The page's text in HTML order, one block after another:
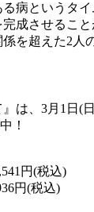
病というタ
成させるこ
を超えた2人
は、3月1日(
！
円(税込)
円(税込)